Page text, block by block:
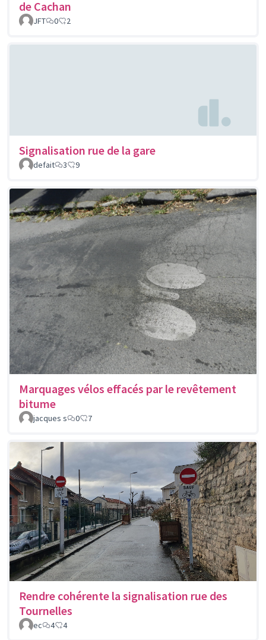
de Cachan
JFT 0 2
Signalisation rue de la gare
defait 3 9
Marquages vélos effacés par le revêtement
bitume
jacques s 0 7
Rendre cohérente la signalisation rue des
Tournelles
ec 4 4